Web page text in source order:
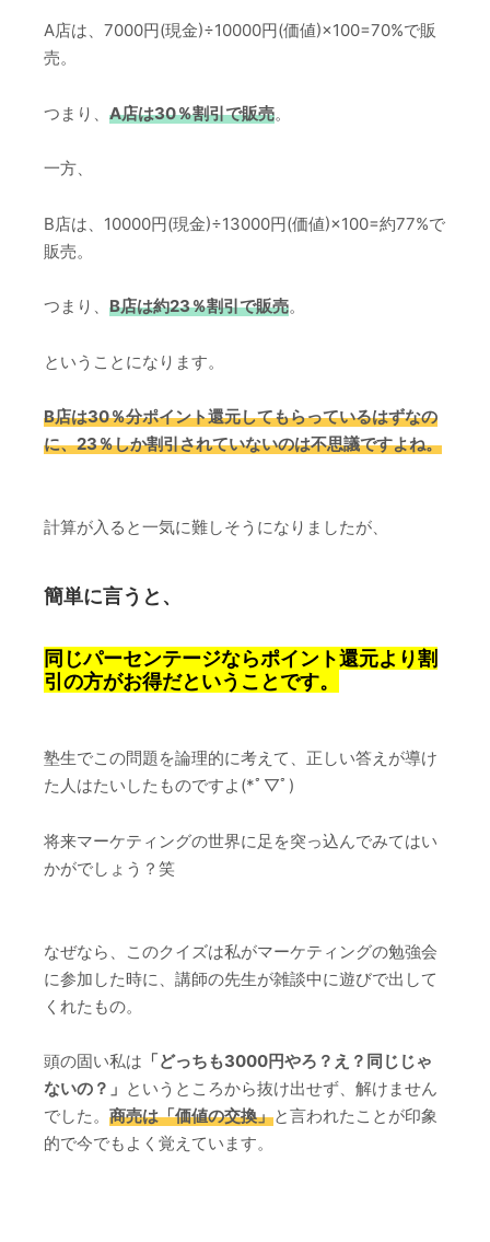
A店は、7000円(現金)÷10000円(価値)×100=70%で販
売。
つまり、 A店は30％割引で販売。
一方、
B店は、10000円(現金)÷13000円(価値)×100=約77%で
販売。
つまり、 B店は約23％割引で販売。
ということになります。
B店は30％分ポイント還元してもらっているはずなの
に、23％しか割引されていないのは不思議ですよね。
計算が入ると一気に難しそうになりましたが、
簡単に言うと、
同じパーセンテージならポイント還元より割
引の方がお得だということです。
塾生でこの問題を論理的に考えて、正しい答えが導け
た人はたいしたものですよ(*ﾟ▽ﾟ)
将来マーケティングの世界に足を突っ込んでみてはい
かがでしょう？笑
なぜなら、このクイズは私がマーケティングの勉強会
に参加した時に、講師の先生が雑談中に遊びで出して
くれたもの。
頭の固い私は 「どっちも3000円やろ？え？同じじゃ
ないの？」 というところから抜け出せず、解けません
でした。 商売は「価値の交換」と言われたことが印象
的で今でもよく覚えています。